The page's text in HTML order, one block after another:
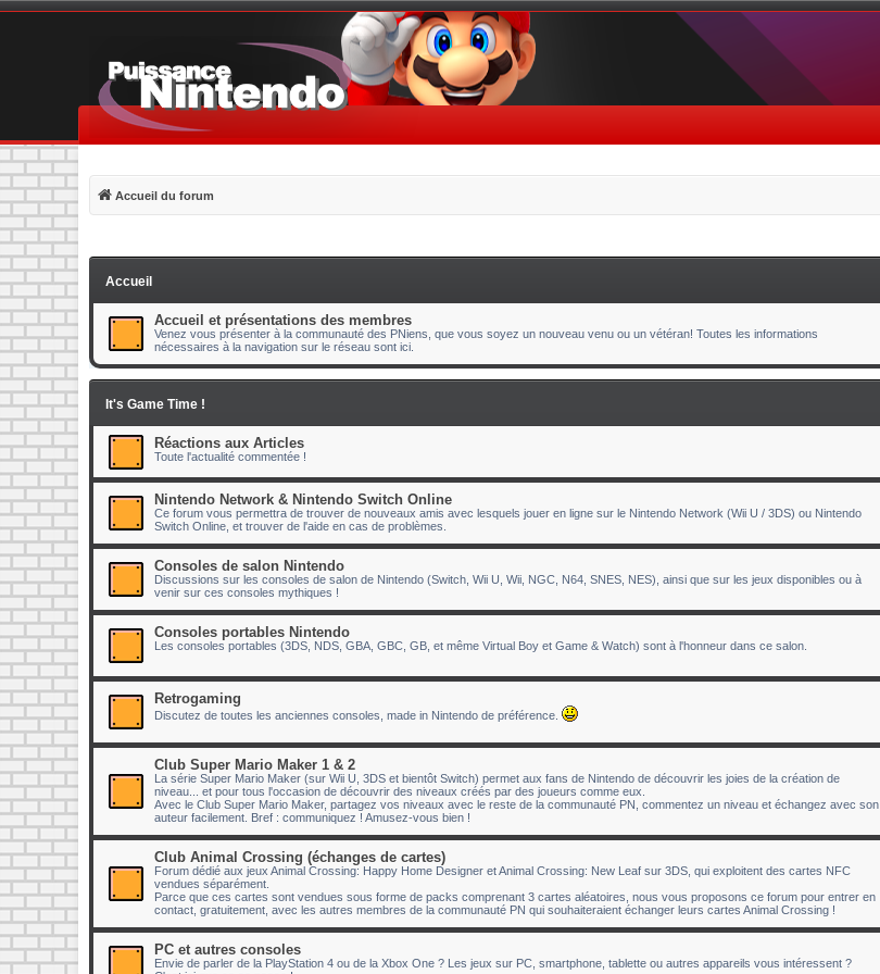
Accueil du forum
Accueil
Accueil et présentations des membres
Venez vous présenter à la communauté des PNiens, que vous soyez un nouveau venu ou un vétéran! Toutes les informations
nécessaires à la navigation sur le réseau sont ici.
It's Game Time !
Réactions aux Articles
Toute l'actualité commentée !
Nintendo Network & Nintendo Switch Online
Ce forum vous permettra de trouver de nouveaux amis avec lesquels jouer en ligne sur le Nintendo Network (Wii U / 3DS) ou Nintendo
Switch Online, et trouver de l'aide en cas de problèmes.
Consoles de salon Nintendo
Discussions sur les consoles de salon de Nintendo (Switch, Wii U, Wii, NGC, N64, SNES, NES), ainsi que sur les jeux disponibles ou à
venir sur ces consoles mythiques !
Consoles portables Nintendo
Les consoles portables (3DS, NDS, GBA, GBC, GB, et même Virtual Boy et Game & Watch) sont à l'honneur dans ce salon.
Retrogaming
Discutez de toutes les anciennes consoles, made in Nintendo de préférence.
Club Super Mario Maker 1 & 2
La série Super Mario Maker (sur Wii U, 3DS et bientôt Switch) permet aux fans de Nintendo de découvrir les joies de la création de
niveau... et pour tous l'occasion de découvrir des niveaux créés par des joueurs comme eux.
Avec le Club Super Mario Maker, partagez vos niveaux avec le reste de la communauté PN, commentez un niveau et échangez avec son
auteur facilement. Bref : communiquez ! Amusez-vous bien !
Club Animal Crossing (échanges de cartes)
Forum dédié aux jeux Animal Crossing: Happy Home Designer et Animal Crossing: New Leaf sur 3DS, qui exploitent des cartes NFC
vendues séparément.
Parce que ces cartes sont vendues sous forme de packs comprenant 3 cartes aléatoires, nous vous proposons ce forum pour entrer en
contact, gratuitement, avec les autres membres de la communauté PN qui souhaiteraient échanger leurs cartes Animal Crossing !
PC et autres consoles
Envie de parler de la PlayStation 4 ou de la Xbox One ? Les jeux sur PC, smartphone, tablette ou autres appareils vous intéressent ?